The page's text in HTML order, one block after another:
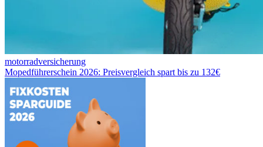
motorradversicherung
Mopedführerschein 2026: Preisvergleich spart bis zu 132€